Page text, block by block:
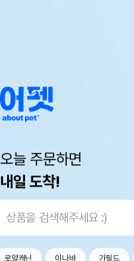
오늘 주문하면
내일 도착!
로얄캐닌 이나바 가필드